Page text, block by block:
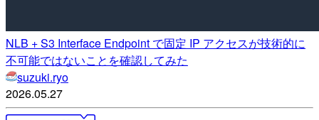
NLB + S3 Interface Endpoint で固定 IP アクセスが技術的に
不可能ではないことを確認してみた
suzuki.ryo
2026.05.27